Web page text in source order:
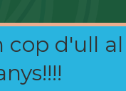
cop d'ull al